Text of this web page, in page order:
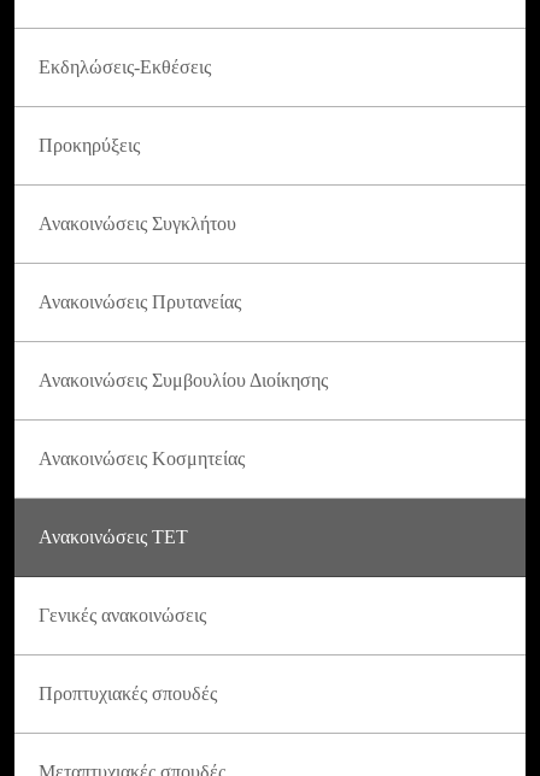
Εκδηλώσεις-Εκθέσεις
Προκηρύξεις
Ανακοινώσεις Συγκλήτου
Ανακοινώσεις Πρυτανείας
Ανακοινώσεις Συμβουλίου Διοίκησης
Ανακοινώσεις Κοσμητείας
Ανακοινώσεις ΤΕΤ
Γενικές ανακοινώσεις
Προπτυχιακές σπουδές
Μεταπτυχιακές σπουδές